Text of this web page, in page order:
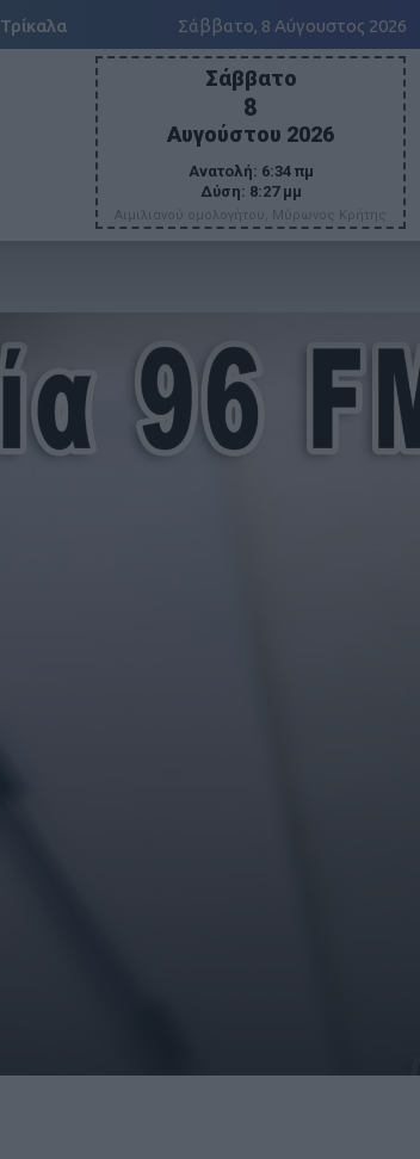
Τρίκαλα Σάββατο, 8 Αύγουστος 2026
Σάββατο
8
Αυγούστου 2026
Ανατολή: 6:34 πμ
Δύση: 8:27 μμ
Αιμιλιανού ομολογήτου, Μύρωνος Κρήτης